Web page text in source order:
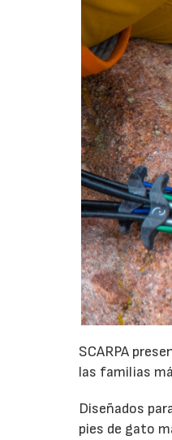
SCARPA
las familias
Diseñados
pies de gato